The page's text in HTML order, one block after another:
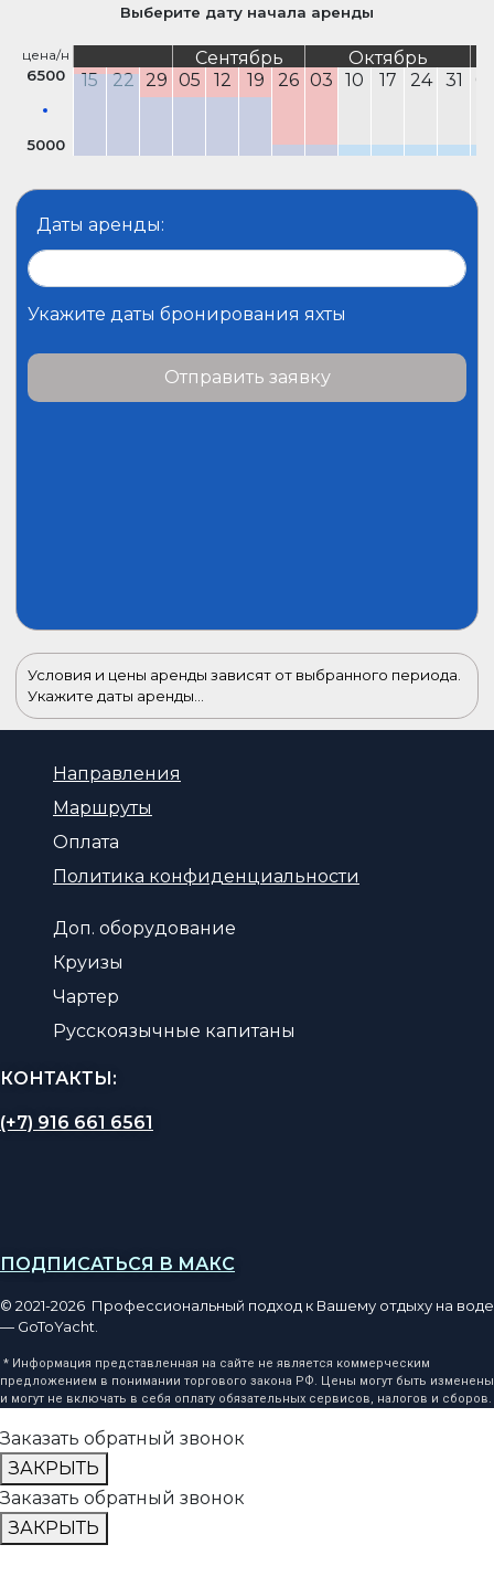
Выберите дату начала аренды
цена/н
6500
5000
Сентябрь
Октябрь
15
22 29 05 12 19 26 03 10 17 24 31
Даты аренды:
Укажите даты бронирования яхты
Отправить заявку
Условия и цены аренды зависят от выбранного периода.
Укажите даты аренды...
Направления
Маршруты
Оплата
Политика конфиденциальности
Доп. оборудование
Круизы
Чартер
Русскоязычные капитаны
КОНТАКТЫ:
(+7) 916 661 6561
ПОДПИСАТЬСЯ В МАКС
© 2021-2026 Профессиональный подход к Вашему отдыху на воде
— GoToYacht.
* Информация представленная на сайте не является коммерческим
предложением в понимании торгового закона РФ. Цены могут быть изменены
и могут не включать в себя оплату обязательных сервисов, налогов и сборов.
Заказать обратный звонок
ЗАКРЫТЬ
Заказать обратный звонок
ЗАКРЫТЬ